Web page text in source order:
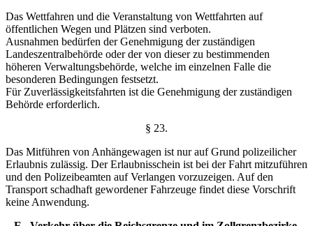
Das Wettfahren und die Veranstaltung von Wettfahrten auf
öffentlichen Wegen und Plätzen sind verboten.
Ausnahmen bedürfen der Genehmigung der zuständigen
Landeszentralbehörde oder der von dieser zu bestimmenden
höheren Verwaltungsbehörde, welche im einzelnen Falle die
besonderen Bedingungen festsetzt.
Für Zuverlässigkeitsfahrten ist die Genehmigung derzuständigen
Behörde erforderlich.
§ 23.
Das Mitführen von Anhängewagen ist nur auf Grund polizeilicher
Erlaubnis zulässig. Der Erlaubnisschein ist bei der Fahrt mitzuführen
und den Polizeibeamten aufVerlangen vorzuzeigen. Auf den
Transport schadhaft gewordener Fahrzeuge findet diese Vorschrift
keine Anwendung.